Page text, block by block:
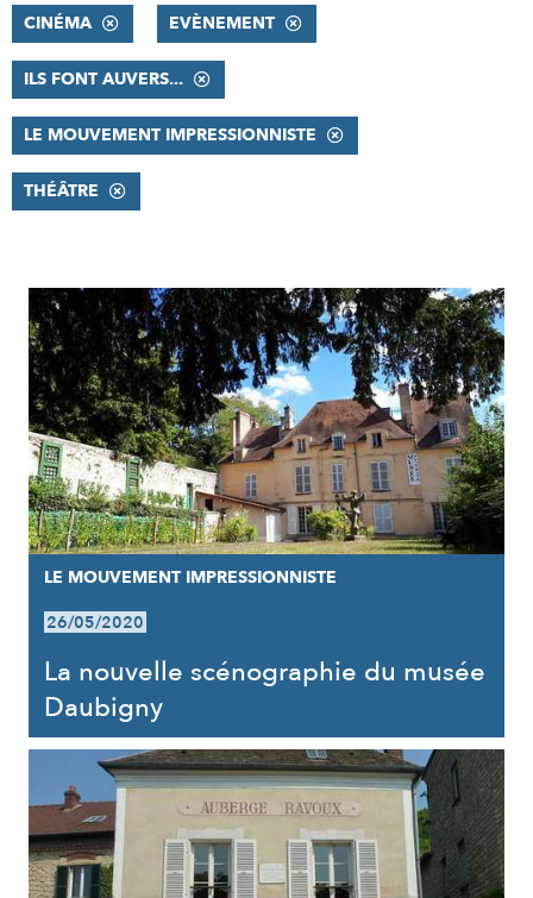
CINÉMA EVÈNEMENT
ILS FONT AUVERS...
LE MOUVEMENT IMPRESSIONNISTE
THÉÂTRE
RÉSULTATS
LE MOUVEMENT IMPRESSIONNISTE
26/05/2020
La nouvelle scénographie du musée
Daubigny